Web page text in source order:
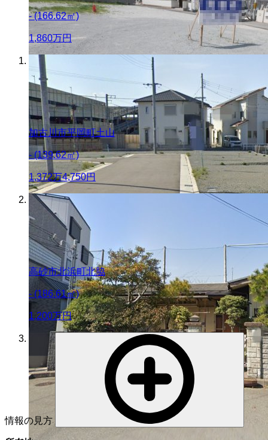
- (166.62㎡)
1,860万円
加古川市平岡町土山
- (139.62㎡)
1,372万4,750円
高砂市北浜町北脇
- (186.61㎡)
1,200万円
情報の見方